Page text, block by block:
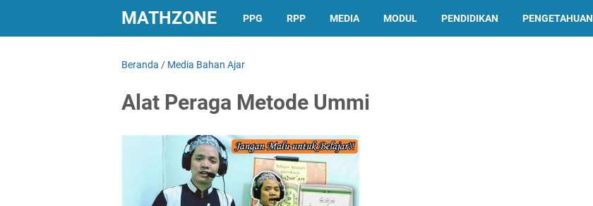
MATHZONE PPG RPP MEDIA MODUL PENDIDIKAN PENGETAHUAN
Beranda / Media Bahan Ajar
Alat Peraga Metode Ummi